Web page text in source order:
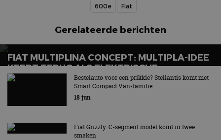
600e Fiat
Gerelateerde berichten
FIAT MULTIPLINA CONCEPT: MULTIPLA-IDEE
KEERT TERUG ALS ELEKTRISCHE
VIERZITTER
Een geinig karretje
Bestelauto voor een prikkie? Stellantis komt met
Smart Compact Van-familie
18 jun
Fiat Grizzly: C-segment model komt in twee
smaken